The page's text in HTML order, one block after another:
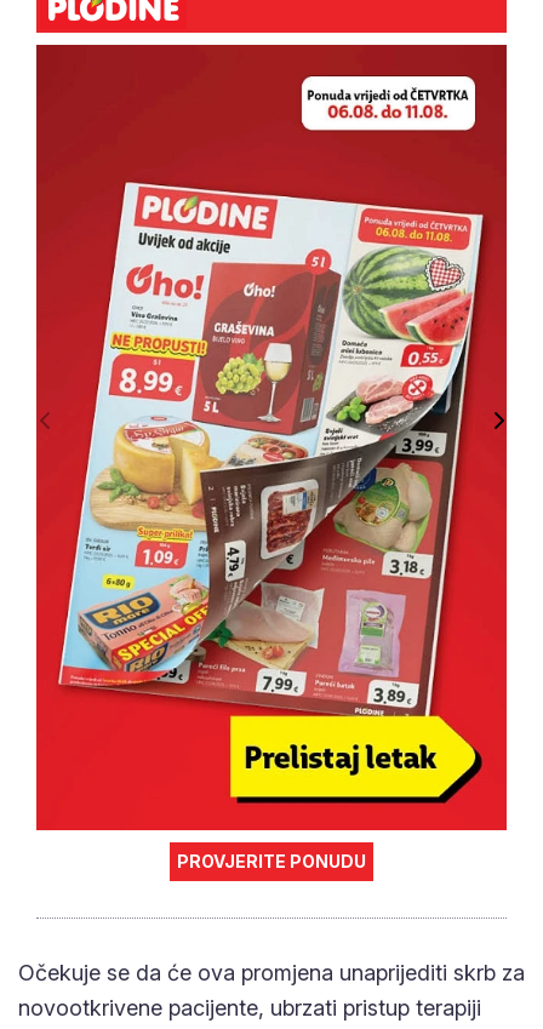
PROVJERITE PONUDU
Očekuje se da će ova promjena unaprijediti skrb za
novootkrivene pacijente, ubrzati pristup terapiji